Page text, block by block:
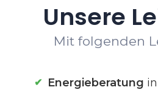
Unsere
Mit folgenden
Energieberatung